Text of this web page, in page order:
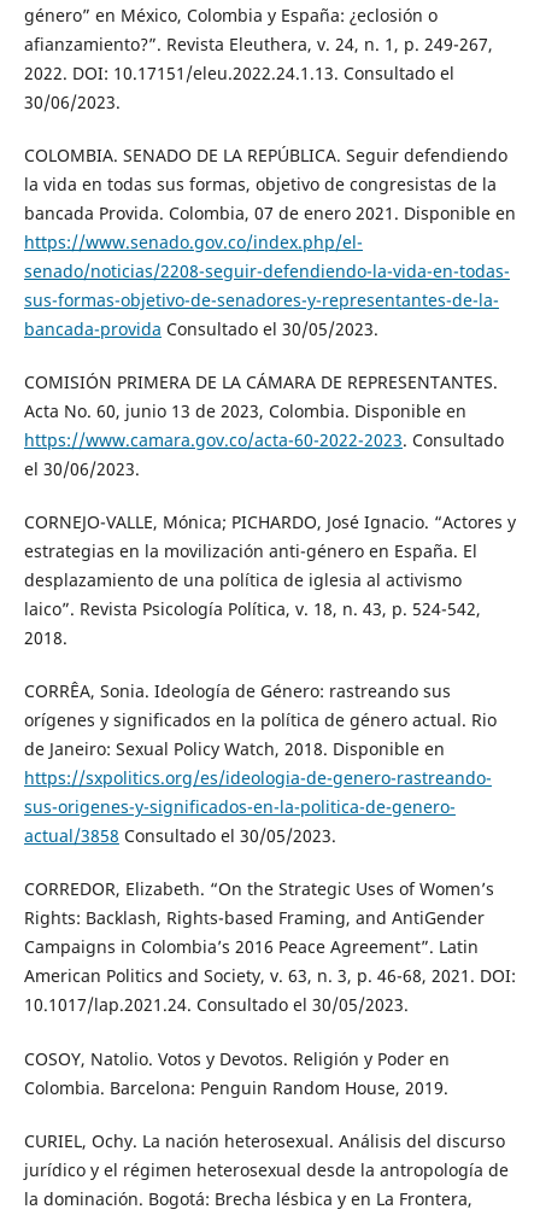
género” en México, Colombia y España: ¿eclosión o
afianzamiento?”. Revista Eleuthera, v. 24, n. 1, p. 249-267,
2022. DOI: 10.17151/eleu.2022.24.1.13. Consultado el
30/06/2023.
COLOMBIA. SENADO DE LA REPÚBLICA. Seguir defendiendo
la vida en todas sus formas, objetivo de congresistas de la
bancada Provida. Colombia, 07 de enero 2021. Disponible en
https://www.senado.gov.co/index.php/el-
senado/noticias/2208-seguir-defendiendo-la-vida-en-todas-
sus-formas-objetivo-de-senadores-y-representantes-de-la-
bancada-provida Consultado el 30/05/2023.
COMISIÓN PRIMERA DE LA CÁMARA DE REPRESENTANTES.
Acta No. 60, junio 13 de 2023, Colombia. Disponible en
https://www.camara.gov.co/acta-60-2022-2023. Consultado
el 30/06/2023.
CORNEJO-VALLE, Mónica; PICHARDO, José Ignacio. “Actores y
estrategias en la movilización anti-género en España. El
desplazamiento de una política de iglesia al activismo
laico”. Revista Psicología Política, v. 18, n. 43, p. 524-542,
2018.
CORRÊA, Sonia. Ideología de Género: rastreando sus
orígenes y significados en la política de género actual. Rio
de Janeiro: Sexual Policy Watch, 2018. Disponible en
https://sxpolitics.org/es/ideologia-de-genero-rastreando-
sus-origenes-y-significados-en-la-politica-de-genero-
actual/3858 Consultado el 30/05/2023.
CORREDOR, Elizabeth. “On the Strategic Uses of Women’s
Rights: Backlash, Rights-based Framing, and AntiGender
Campaigns in Colombia’s 2016 Peace Agreement”. Latin
American Politics and Society, v. 63, n. 3, p. 46-68, 2021. DOI:
10.1017/lap.2021.24. Consultado el 30/05/2023.
COSOY, Natolio. Votos y Devotos. Religión y Poder en
Colombia. Barcelona: Penguin Random House, 2019.
CURIEL, Ochy. La nación heterosexual. Análisis del discurso
jurídico y el régimen heterosexual desde la antropología de
la dominación. Bogotá: Brecha lésbica y en La Frontera,